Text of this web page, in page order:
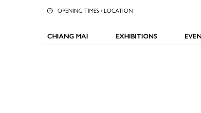
OPENING TIMES / LOCATION
CHIANG MAI EXHIBITIONS